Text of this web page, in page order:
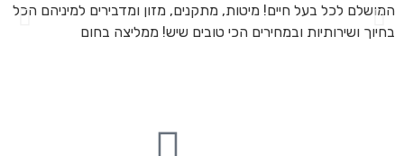
המושלם לכל בעל חיים! מיטות, מתקנים, מזון ומדבירים למיניהם הכל
בחיוך ושירותיות ובמחירים הכי טובים שיש! ממליצה בחום